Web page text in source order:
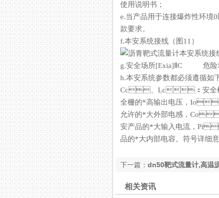
使用说明书；
e.当产品用于连接爆炸性环境
款要求。
f.本安系统接线（图11）
g.安全场所[Exia]ⅡC 危险
h.本安系统参数都必须遵循
Cc、Lc：安全栅到
全栅的*高输出电压，
允许的*大外部电感，
安产品的*大输入电流，
品的*大内部电容。符号详细意
下一篇： dn50靶式流量计,高温
相关资讯